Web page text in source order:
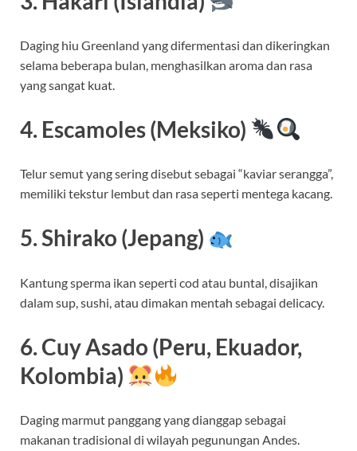
Daging hiu Greenland yang difermentasi dan dikeringkan
selama beberapa bulan, menghasilkan aroma dan rasa
yang sangat kuat.
4. Escamoles (Meksiko)
Telur semut yang sering disebut sebagai “kaviar serangga”,
memiliki tekstur lembut dan rasa seperti mentega kacang.
5. Shirako (Jepang)
Kantung sperma ikan seperti cod atau buntal, disajikan
dalam sup, sushi, atau dimakan mentah sebagai delicacy.
6. Cuy Asado (Peru, Ekuador,
Kolombia)
Daging marmut panggang yang dianggap sebagai
makanan tradisional di wilayah pegunungan Andes.